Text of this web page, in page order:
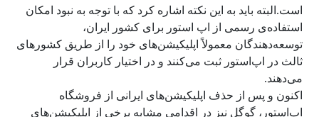
است.البته باید به این نکته اشاره کرد که با توجه به نبود امکان
استفاده‌ی رسمی از اپ استور برای کشور ایران،
توسعه‌دهندگان معمولاً اپلیکیشن‌های خود را از طریق کشورهای
ثالث در اپ‌استور ثبت می‌کنند و در اختیار کاربران قرار
می‌دهند.
اکنون و پس از حذف اپلیکیشن‌های ایرانی از فروشگاه
اپ‌استور، گوگل نیز در اقدامی مشابه برخی از اپلیکیشن‌های